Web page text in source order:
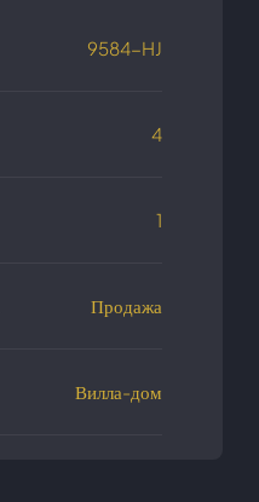
9584-HJ
4
1
Продажа
Вилла-дом